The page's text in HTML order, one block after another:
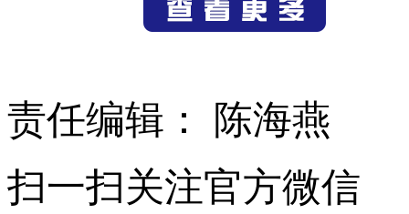
责任编辑： 陈海燕
扫一扫关注官方微信